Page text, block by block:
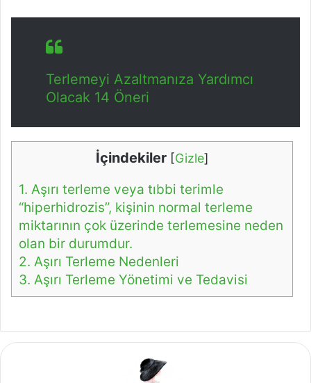
Terlemeyi Azaltmanıza Yardımcı
Olacak 14 Öneri
İçindekiler [Gizle]
1. Aşırı terleme veya tıbbi terimle
“hiperhidrozis”, kişinin normal terleme
miktarının çok üzerinde terlemesine neden
olan bir durumdur.
2. Aşırı Terleme Nedenleri
3. Aşırı Terleme Yönetimi ve Tedavisi